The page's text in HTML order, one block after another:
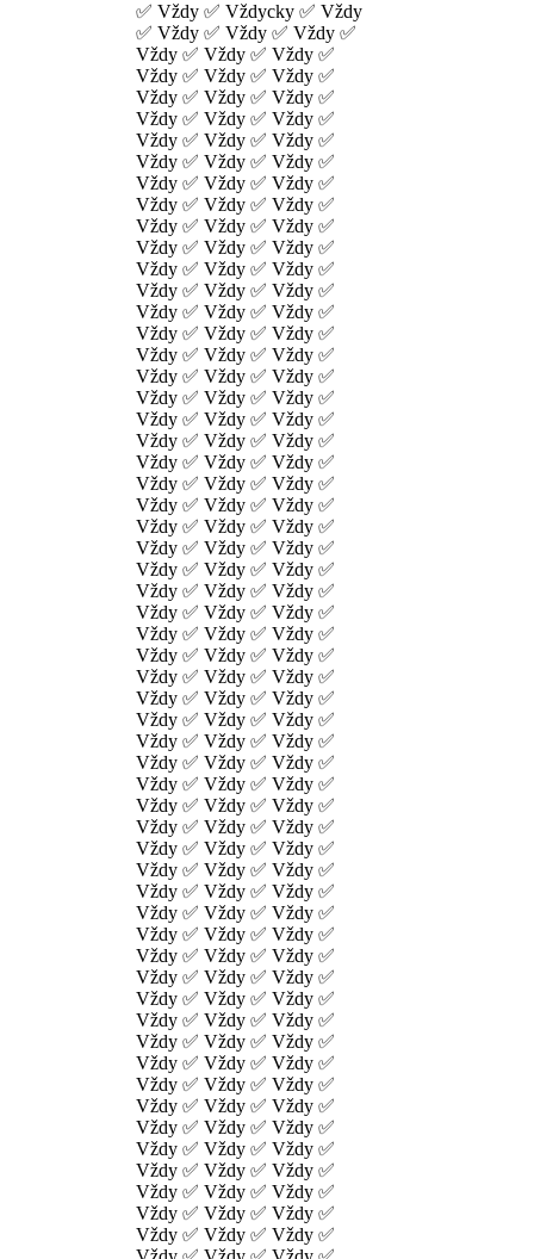
✅ Vždy ✅ Vždycky ✅ Vždy
✅ Vždy ✅ Vždy ✅ Vždy ✅
Vždy ✅ Vždy ✅ Vždy ✅
Vždy ✅ Vždy ✅ Vždy ✅
Vždy ✅ Vždy ✅ Vždy ✅
Vždy ✅ Vždy ✅ Vždy ✅
Vždy ✅ Vždy ✅ Vždy ✅
Vždy ✅ Vždy ✅ Vždy ✅
Vždy ✅ Vždy ✅ Vždy ✅
Vždy ✅ Vždy ✅ Vždy ✅
Vždy ✅ Vždy ✅ Vždy ✅
Vždy ✅ Vždy ✅ Vždy ✅
Vždy ✅ Vždy ✅ Vždy ✅
Vždy ✅ Vždy ✅ Vždy ✅
Vždy ✅ Vždy ✅ Vždy ✅
Vždy ✅ Vždy ✅ Vždy ✅
Vždy ✅ Vždy ✅ Vždy ✅
Vždy ✅ Vždy ✅ Vždy ✅
Vždy ✅ Vždy ✅ Vždy ✅
Vždy ✅ Vždy ✅ Vždy ✅
Vždy ✅ Vždy ✅ Vždy ✅
Vždy ✅ Vždy ✅ Vždy ✅
Vždy ✅ Vždy ✅ Vždy ✅
Vždy ✅ Vždy ✅ Vždy ✅
Vždy ✅ Vždy ✅ Vždy ✅
Vždy ✅ Vždy ✅ Vždy ✅
Vždy ✅ Vždy ✅ Vždy ✅
Vždy ✅ Vždy ✅ Vždy ✅
Vždy ✅ Vždy ✅ Vždy ✅
Vždy ✅ Vždy ✅ Vždy ✅
Vždy ✅ Vždy ✅ Vždy ✅
Vždy ✅ Vždy ✅ Vždy ✅
Vždy ✅ Vždy ✅ Vždy ✅
Vždy ✅ Vždy ✅ Vždy ✅
Vždy ✅ Vždy ✅ Vždy ✅
Vždy ✅ Vždy ✅ Vždy ✅
Vždy ✅ Vždy ✅ Vždy ✅
Vždy ✅ Vždy ✅ Vždy ✅
Vždy ✅ Vždy ✅ Vždy ✅
Vždy ✅ Vždy ✅ Vždy ✅
Vždy ✅ Vždy ✅ Vždy ✅
Vždy ✅ Vždy ✅ Vždy ✅
Vždy ✅ Vždy ✅ Vždy ✅
Vždy ✅ Vždy ✅ Vždy ✅
Vždy ✅ Vždy ✅ Vždy ✅
Vždy ✅ Vždy ✅ Vždy ✅
Vždy ✅ Vždy ✅ Vždy ✅
Vždy ✅ Vždy ✅ Vždy ✅
Vždy ✅ Vždy ✅ Vždy ✅
Vždy ✅ Vždy ✅ Vždy ✅
Vždy ✅ Vždy ✅ Vždy ✅
Vždy ✅ Vždy ✅ Vždy ✅
Vždy ✅ Vždy ✅ Vždy ✅
Vždy ✅ Vždy ✅ Vždy ✅
Vždy ✅ Vždy ✅ Vždy ✅
Vždy ✅ Vždy ✅ Vždy ✅
Vždy ✅ Vždy ✅ Vždy ✅
Vždy ✅ Vždy ✅ Vždy ✅